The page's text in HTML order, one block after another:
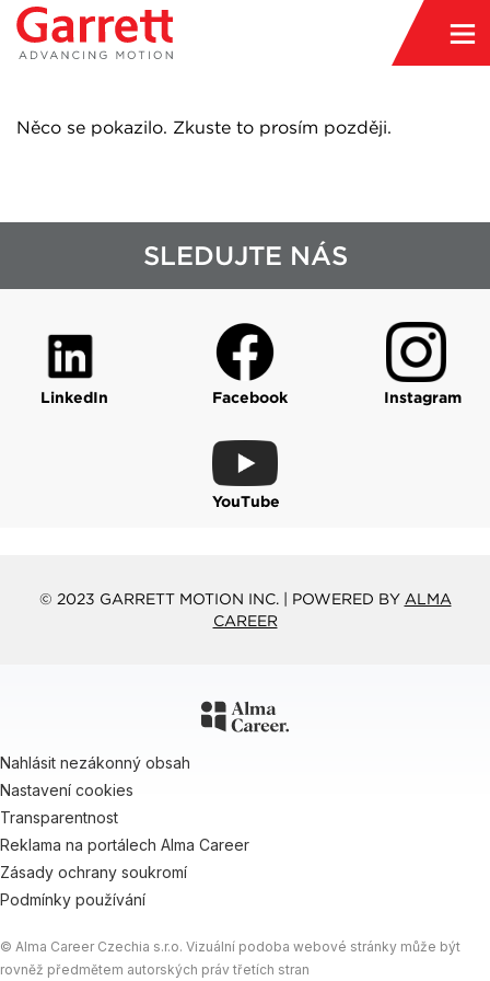
Něco se pokazilo. Zkuste to prosím později.
SLEDUJTE NÁS
LinkedIn Facebook Instagram
YouTube
© 2023 GARRETT MOTION INC. | POWERED BY ALMA
CAREER
Nahlásit nezákonný obsah
Nastavení cookies
Transparentnost
Reklama na portálech Alma Career
Zásady ochrany soukromí
Podmínky používání
© Alma Career Czechia s.r.o. Vizuální podoba webové stránky může být
rovněž předmětem autorských práv třetích stran